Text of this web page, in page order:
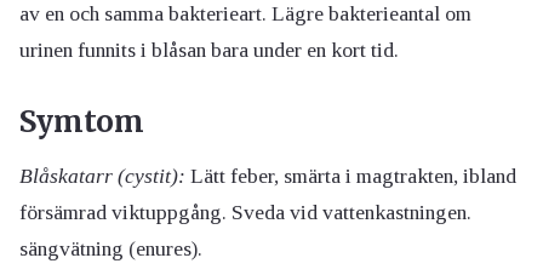
av en och samma bakterieart. Lägre bakterieantal om
urinen funnits i blåsan bara under en kort tid.
Symtom
Blåskatarr (cystit): Lätt feber, smärta i magtrakten, ibland
försämrad viktuppgång. Sveda vid vattenkastningen.
sängvätning (enures).